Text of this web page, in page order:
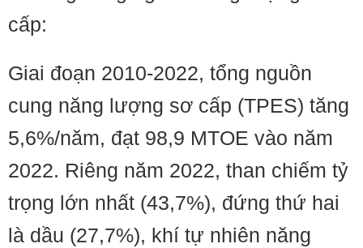
cấp:
Giai đoạn 2010-2022, tổng nguồn
cung năng lượng sơ cấp (TPES) tăng
5,6%/năm, đạt 98,9 MTOE vào năm
2022. Riêng năm 2022, than chiếm tỷ
trọng lớn nhất (43,7%), đứng thứ hai
là dầu (27,7%), khí tự nhiên năng